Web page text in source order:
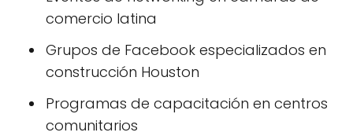
comercio latina
Grupos de Facebook especializados en
construcción Houston
Programas de capacitación en centros
comunitarios